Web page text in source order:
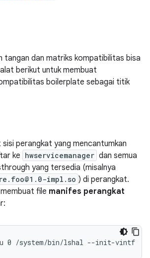
tangan dan matriks kompatibilitas bisa
berikut untuk membuat
boilerplate sebagai titik
sisi perangkat yang mencantumkan
ke hwservicemanager dan semua
yang tersedia (misalnya
impl.so ) di perangkat.
file manifes perangkat